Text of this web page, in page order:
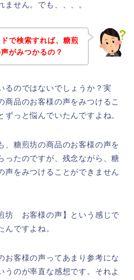
ません。でも、、、。
で検索すれば、糖煎
がみつかるの？
るのではないでしょうか？実
商品のお客様の声をみつけるこ
ずっと悩んでいたんですよね。
、糖煎坊の商品のお客様の声を
ったのですが、残念ながら、糖
声をみつけることができません
坊 お客様の声】という感じで
んですよね。
お客様の声ってあまり参考にな
うのが率直な感想です。それよ